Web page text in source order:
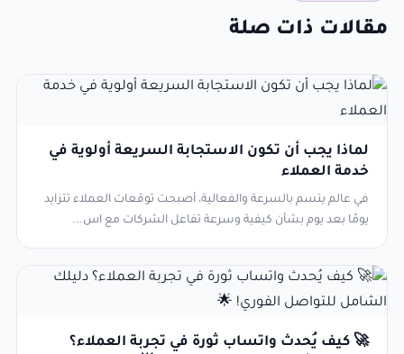
مقالات ذات صلة
لماذا يجب أن تكون الاستجابة السريعة أولوية في
خدمة العملاء
في عالم يتسم بالسرعة والفعالية، أصبحت توقعات العملاء تتزايد
يومًا بعد يوم بشأن كيفية وسرعة تفاعل الشركات مع اس...
🚀 كيف يُحدث واتساب ثورة في تجربة العملاء؟